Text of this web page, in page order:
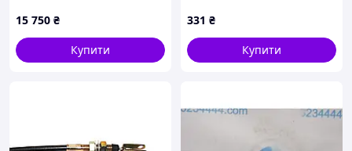
15 750 ₴
Купити
навантажувача Komatsu
34B2411321
331 ₴
Купити